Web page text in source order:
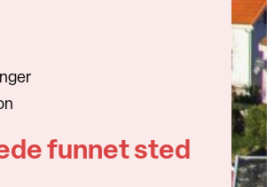
funnet sted